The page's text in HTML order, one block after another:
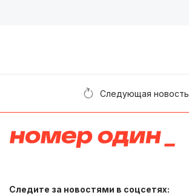
Следующая новость
Следите за новостями в соцсетях: